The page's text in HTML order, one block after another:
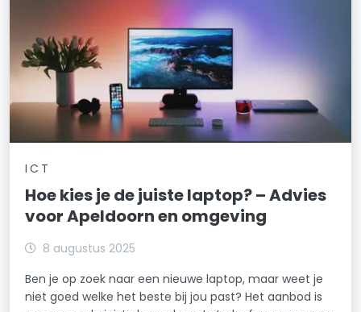
ICT
Hoe kies je de juiste laptop? – Advies
voor Apeldoorn en omgeving
8 augustus 2025
Ben je op zoek naar een nieuwe laptop, maar weet je
niet goed welke het beste bij jou past? Het aanbod is